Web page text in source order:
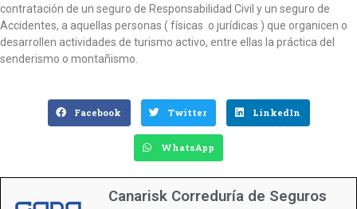
contratación de un seguro de Responsabilidad Civil y un seguro de
Accidentes, a aquellas personas ( físicas o jurídicas ) que organicen o
desarrollen actividades de turismo activo, entre ellas la práctica del
senderismo o montañismo.
Facebook Twitter LinkedIn
WhatsApp
Canarisk Correduría de Seguros